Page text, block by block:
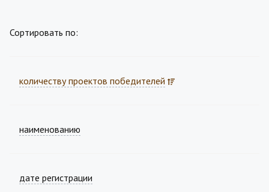
Сортировать по:
количеству проектов победителей
наименованию
дате регистрации